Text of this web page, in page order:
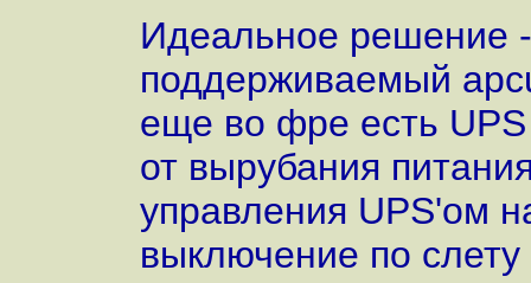
Идеальное решение
поддерживаемый
еще во фре есть
от вырубания
управления UPS'ом
выключение по слету